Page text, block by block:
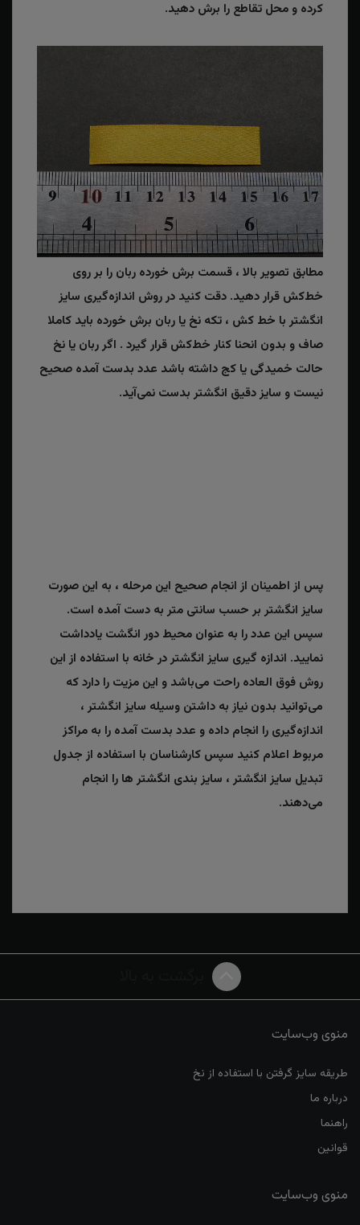
کرده و محل تقاطع را برش دهید.
مطابق تصویر بالا ، قسمت برش خورده ربان را بر روی
خط‌کش قرار دهید. دقت کنید در روش اندازه‌گیری سایز
انگشتر با خط کش ، تکه نخ یا ربان برش خورده باید کاملا
صاف و بدون انحنا کنار خط‌کش قرار گیرد . اگر ربان یا نخ
حالت خمیدگی یا کج داشته باشد عدد بدست آمده صحیح
نیست و سایز دقیق انگشتر بدست نمی‌آید.
پس از اطمینان از انجام صحیح این مرحله ، به این صورت
سایز انگشتر بر حسب سانتی متر به دست آمده است.
سپس این عدد را به عنوان محیط دور انگشت یادداشت
نمایید. اندازه گیری سایز انگشتر در خانه با استفاده از این
روش فوق العاده راحت می‌باشد و این مزیت را دارد که
می‌توانید بدون نیاز به داشتن وسیله سایز انگشتر ،
اندازه‌گیری را انجام داده و عدد بدست آمده را به مراکز
مربوط اعلام کنید سپس کارشناسان با استفاده از جدول
تبدیل سایز انگشتر ، سایز بندی انگشتر ها را انجام
می‌دهند.
منوی وب‌سایت
طریقه سایز گرفتن با استفاده از نخ
درباره ما
راهنما
قوانین
منوی وب‌سایت